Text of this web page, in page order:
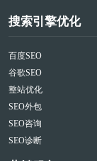
搜索引擎优化
百度SEO
谷歌SEO
整站优化
SEO外包
SEO咨询
SEO诊断